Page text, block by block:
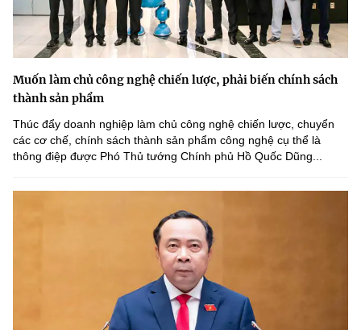
Muốn làm chủ công nghệ chiến lược, phải biến chính sách
thành sản phẩm
Thúc đẩy doanh nghiệp làm chủ công nghệ chiến lược, chuyển
các cơ chế, chính sách thành sản phẩm công nghệ cụ thể là
thông điệp được Phó Thủ tướng Chính phủ Hồ Quốc Dũng...